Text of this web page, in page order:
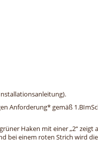
Anforderung* gemäß
Haken mit einer „2“ zeigt
bei einem roten Strich wird